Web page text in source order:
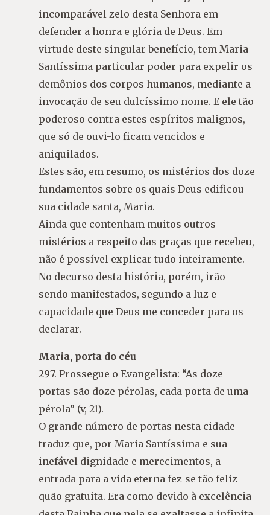
incomparável zelo desta Senhora em
defender a honra e glória de Deus. Em
virtude deste singular benefício, tem Maria
Santíssima particular poder para expelir os
demônios dos corpos humanos, mediante a
invocação de seu dulcíssimo nome. E ele tão
poderoso contra estes espíritos malignos,
que só de ouvi-lo ficam vencidos e
aniquilados.
Estes são, em resumo, os mistérios dos doze
fundamentos sobre os quais Deus edificou
sua cidade santa, Maria.
Ainda que contenham muitos outros
mistérios a respeito das graças que recebeu,
não é possível explicar tudo inteiramente.
No decurso desta história, porém, irão
sendo manifestados, segundo a luz e
capacidade que Deus me conceder para os
declarar.
Maria, porta do céu
297. Prossegue o Evangelista: “As doze
portas são doze pérolas, cada porta de uma
pérola” (v, 21).
O grande número de portas nesta cidade
traduz que, por Maria Santíssima e sua
inefável dignidade e merecimentos, a
entrada para a vida eterna fez-se tão feliz
quão gratuita. Era como devido à excelência